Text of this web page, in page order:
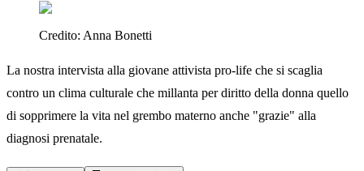
Credito: Anna Bonetti
La nostra intervista alla giovane attivista pro-life che si scaglia
contro un clima culturale che millanta per diritto della donna quello
di sopprimere la vita nel grembo materno anche "grazie" alla
diagnosi prenatale.